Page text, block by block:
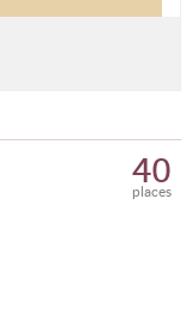
places
40